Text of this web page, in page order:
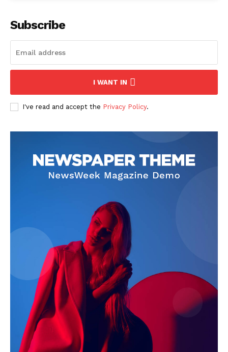
Subscribe
I WANT IN
I've read and accept the Privacy Policy.